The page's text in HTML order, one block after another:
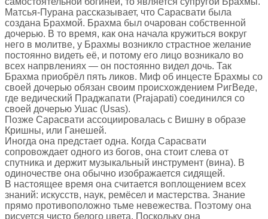
Матсья-Пурана рассказывает, что Сарасвати была
создана Брахмой. Брахма был очарован собственной
дочерью. В то время, как она начала кружиться вокруг
него в молитве, у Брахмы возникло страстное желание
постоянно видеть её, и потому его лицо возникало во
всех напрвлениях — он постоянно видел дочь. Так
Брахма приобрёл пять ликов. Миф об инцесте Брахмы со
своей дочерью обязан своим происхождением РигВеде,
где ведический Праджапати (Prajapati) соединился со
своей дочерью Ушас (Usas).
Позже Сарасвати ассоциировалась с Вишну в образе
Кришны, или Ганешей.
Иногда она предстает одна. Когда Сарасвати
сопровождает одного из богов, она стоит слева от
спутника и держит музыкальный инструмент (вина). В
одиночестве она обычно изображается сидящей.
В настоящее время она считается воплощением всех
знаний: искусств, наук, ремёсел и мастерства. Знание
прямо противоположно тьме невежества. Поэтому она
рисуется чисто белого цвета. Поскольку она